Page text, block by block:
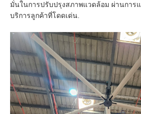
มั่นในการปรับปรุงสภาพแวดล้อม ผ่านการ
บริการลูกค้าที่โดดเด่น.